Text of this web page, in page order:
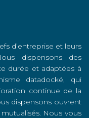
d’entreprise et leurs
dispensons des
durée et adaptées à
datadocké, qui
continue de la
dispensons ouvrent
Nous vous